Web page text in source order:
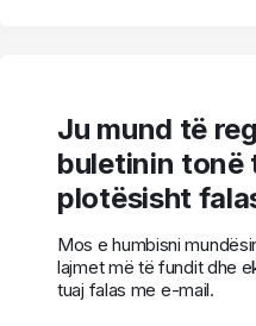
Ju mund të
buletinin tonë
plotësisht
Mos e humbisni
lajmet më të fundit dhe
tuaj falas me e-mail.